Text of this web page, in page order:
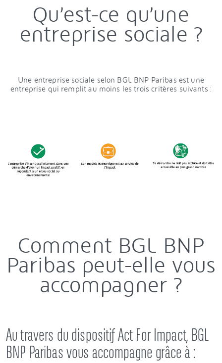
Qu’est-ce qu’une
entreprise sociale ?
Une entreprise sociale selon BGL BNP Paribas est une
entreprise qui remplit au moins les trois critères suivants :
Comment BGL BNP
Paribas peut-elle vous
accompagner ?
Au travers du dispositif Act For Impact, BGL
BNP Paribas vous accompagne grâce à :